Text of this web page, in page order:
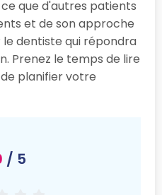
que d'autres patients
et de son approche
le dentiste qui répondra
Prenez le temps de lire
planifier votre
/ 5